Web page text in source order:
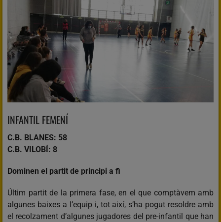
INFANTIL FEMENÍ
C.B. BLANES: 58
C.B. VILOBÍ: 8
Dominen el partit de principi a fi
Últim partit de la primera fase, en el que comptàvem amb
algunes baixes a l’equip i, tot així, s’ha pogut resoldre amb
el recolzament d’algunes jugadores del pre-infantil que han